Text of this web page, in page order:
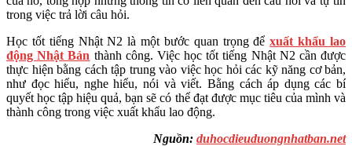
trong việc trả lời câu hỏi.
Học tốt tiếng Nhật N2 là một bước quan trọng đểxuất khẩu lao
động Nhật Bản thành công. Việc học tốt tiếng Nhật N2 cần được
thực hiện bằng cách tập trung vào việc học hỏi các kỹ năng cơ bản,
như đọc hiểu, nghe hiểu, nói và viết. Bằng cách áp dụng các bí
quyết học tập hiệu quả, bạn sẽ có thể đạt được mục tiêu của mình và
thành công trong việc xuất khẩu lao động.
Nguồn: duhocdieuduongnhatban.net